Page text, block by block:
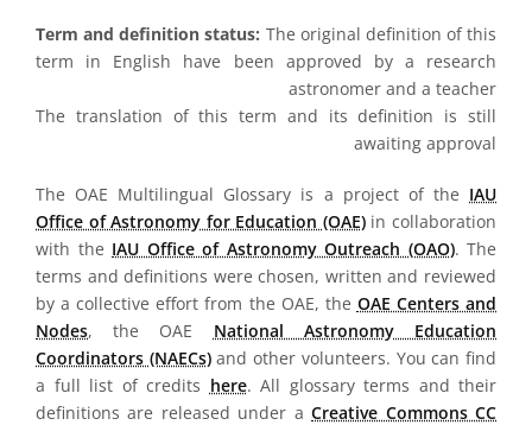
Term and definition status: The original definition of this
term in English have been approved by a research
astronomer and a teacher
The translation of this term and its definition is still
awaiting approval
The OAE Multilingual Glossary is a project of the IAU
Office of Astronomy for Education (OAE)in collaboration
with the IAU Office of Astronomy Outreach (OAO). The
terms and definitions were chosen, written and reviewed
by a collective effort from the OAE, the OAE Centers and
Nodes, the OAE National Astronomy Education
Coordinators (NAECs)and other volunteers. You can find
a full list of credits here. All glossary terms and their
definitions are released under aCreative Commons CC